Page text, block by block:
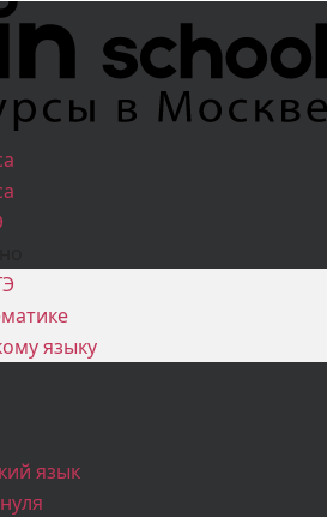
языку
язык